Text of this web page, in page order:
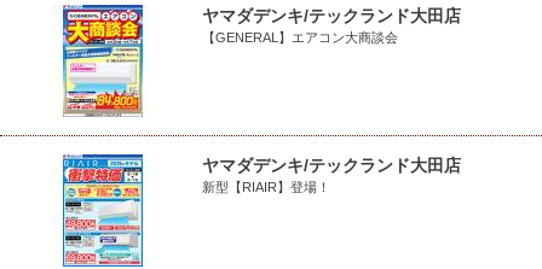
ヤマダデンキ/テックランド大田店
【GENERAL】エアコン大商談会
ヤマダデンキ/テックランド大田店
新型【RIAIR】登場！